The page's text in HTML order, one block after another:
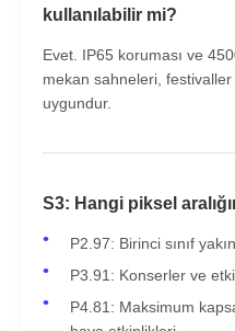
kullanılabilir mi?
Evet. IP65 koruması ve
mekan sahneleri, festivaller
uygundur.
S3: Hangi piksel
P2.97: Birinci sınıf
P3.91: Konserler ve
P4.81: Maksimum